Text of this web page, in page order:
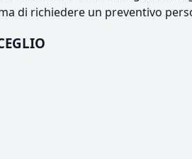
di richiedere un preventivo